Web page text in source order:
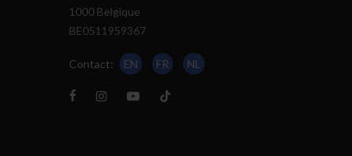
1000 Belgique
BE0511959367
Contact: EN FR NL